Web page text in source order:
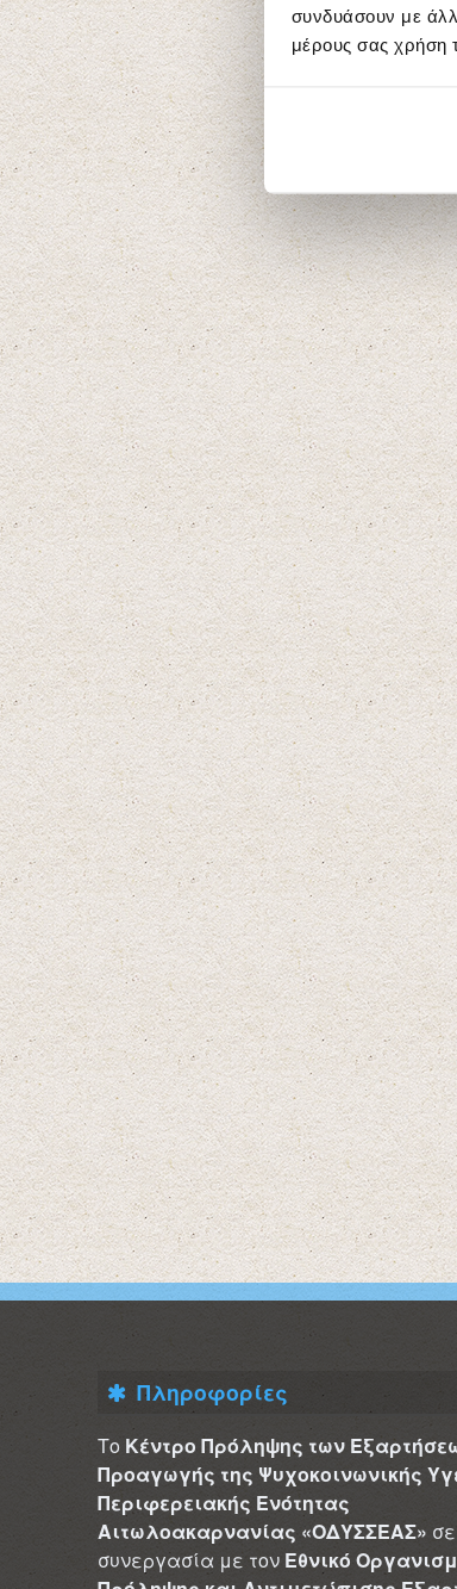
συνδυάσουν με
μέρους σας χρήση
Πληροφορίες
Το Κέντρο Πρόληψης των
Προαγωγής της Ψυχοκοινωνικής
Περιφερειακής Ενότητας
Αιτωλοακαρνανίας «ΟΔΥΣΣΕΑΣ» σε
συνεργασία με τον Εθνικό